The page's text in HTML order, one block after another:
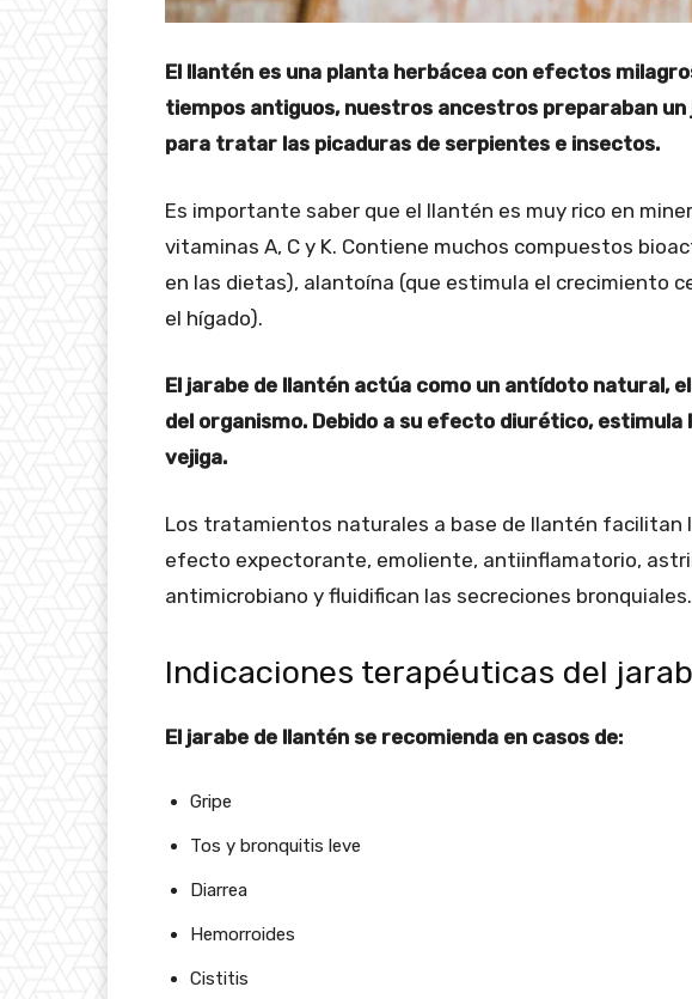
El llantén es una planta herbácea con efectos
tiempos antiguos, nuestros ancestros preparaban
para tratar las picaduras de serpientes e insectos.
Es importante saber que el llantén es muy rico en
vitaminas A, C y K. Contiene muchos compuestos
en las dietas), alantoína (que estimula el crecimiento
el hígado).
El jarabe de llantén actúa como un antídoto natural,
del organismo. Debido a su efecto diurético, estimula
vejiga.
Los tratamientos naturales a base de llantén facilitan
efecto expectorante, emoliente, antiinflamatorio,
antimicrobiano y fluidifican las secreciones bronquiales.
Indicaciones terapéuticas del
El jarabe de llantén se recomienda en casos de:
Gripe
Tos y bronquitis leve
Diarrea
Hemorroides
Cistitis